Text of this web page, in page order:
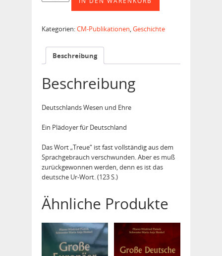
Deutschlands
Wesen
Menge
Kategorien:CM-Publikationen,Geschichte
Beschreibung
Beschreibung
Deutschlands Wesen und Ehre
Ein Plädoyer für Deutschland
Das Wort „Treue“ ist fast vollständig aus dem
Sprachgebrauch verschwunden. Aber es muß
zurückgewonnen werden, denn es ist das
deutsche Ur-Wort. (123 S.)
Ähnliche Produkte